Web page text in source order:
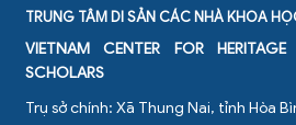
TRUNG TÂM DI SẢN CÁC NHÀ KHOA
VIETNAM CENTER FOR
SCHOLARS
Trụ sở chính: Xã Thung Nai, tỉnh Hòa